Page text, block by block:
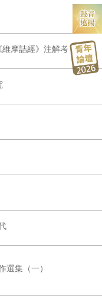
摩詰經》注解考
集（一）